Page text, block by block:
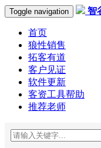
Toggle navigation 智
首页
狼性销售
拓客有道
客户见证
软件更新
客资工具帮助
推荐老师